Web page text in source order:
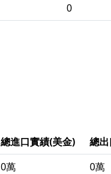
0
總進口實績(美金)
總
0萬
0萬